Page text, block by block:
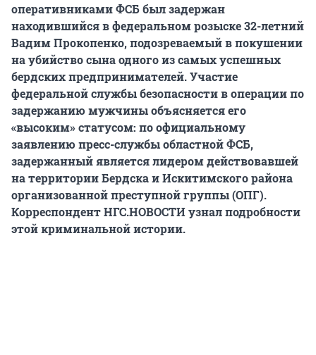
оперативниками ФСБ был задержан
находившийся в федеральном розыске 32-летний
Вадим Прокопенко, подозреваемый в покушении
на убийство сына одного из самых успешных
бердских предпринимателей. Участие
федеральной службы безопасности в операции по
задержанию мужчины объясняется его
«высоким» статусом: по официальному
заявлению пресс-службы областной ФСБ,
задержанный является лидером действовавшей
на территории Бердска и Искитимского района
организованной преступной группы (ОПГ).
Корреспондент НГС.НОВОСТИ узнал подробности
этой криминальной истории.